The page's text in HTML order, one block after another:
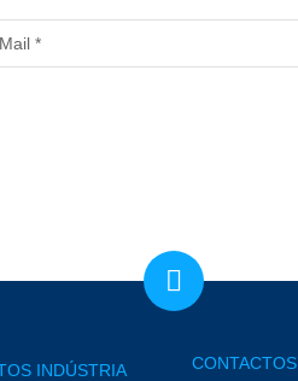
INDÚSTRIA CONTACTOS